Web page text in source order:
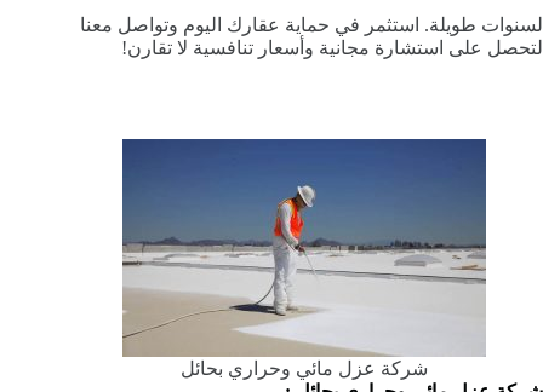
لسنوات طويلة. استثمر في حماية عقارك اليوم وتواصل معنا
لتحصل على استشارة مجانية وأسعار تنافسية لا تقارن!
شركة عزل مائي وحراري بحائل